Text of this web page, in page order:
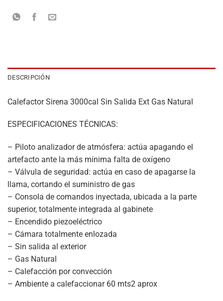
DESCRIPCIÓN
Calefactor Sirena 3000cal Sin Salida Ext Gas Natural
ESPECIFICACIONES TÉCNICAS:
– Piloto analizador de atmósfera: actúa apagando el
artefacto ante la más mínima falta de oxígeno
– Válvula de seguridad: actúa en caso de apagarse la
llama, cortando el suministro de gas
– Consola de comandos inyectada, ubicada a la parte
superior, totalmente integrada al gabinete
– Encendido piezoeléctrico
– Cámara totalmente enlozada
– Sin salida al exterior
– Gas Natural
– Calefacción por convección
– Ambiente a calefaccionar 60 mts2 aprox